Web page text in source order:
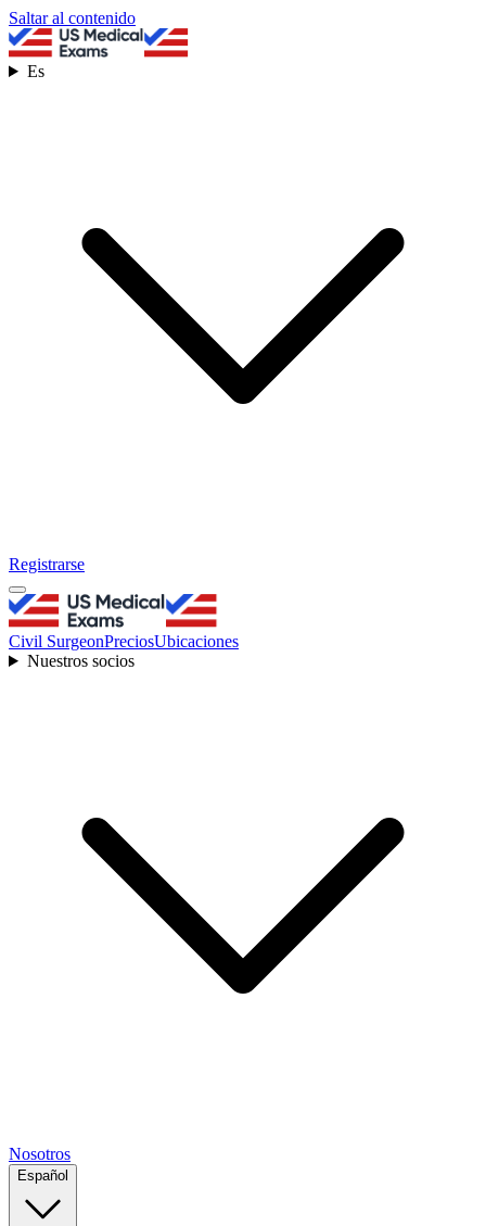
Saltar al contenido
Es
Registrarse
Civil SurgeonPreciosUbicaciones
Nuestros socios
Nosotros
Español